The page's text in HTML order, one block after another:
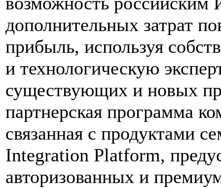
дополнительных затрат
прибыль, используя
и технологическую
существующих и новых
партнерская программа
связанная с продуктами
Integration Platform,
авторизованных и